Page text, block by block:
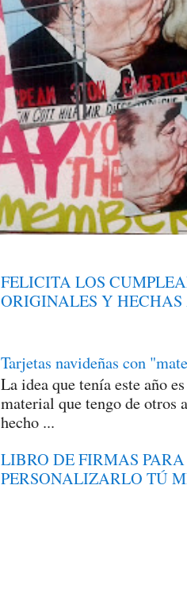
FELICITA LOS
ORIGINALES Y
Tarjetas navideñas con
La idea que tenía este año
material que tengo de otros
hecho ...
LIBRO DE FIRMAS
PERSONALIZARLO TÚ